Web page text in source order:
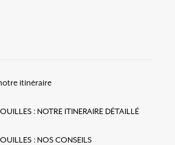
itinéraire
: NOTRE ITINERAIRE DÉTAILLÉ
: NOS CONSEILS